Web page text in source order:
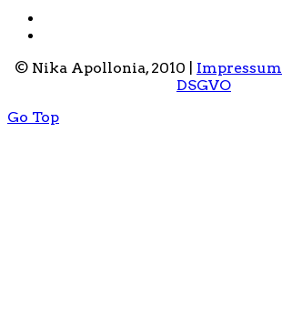
© Nika Apollonia, 2010 | Impressum
DSGVO
Go Top